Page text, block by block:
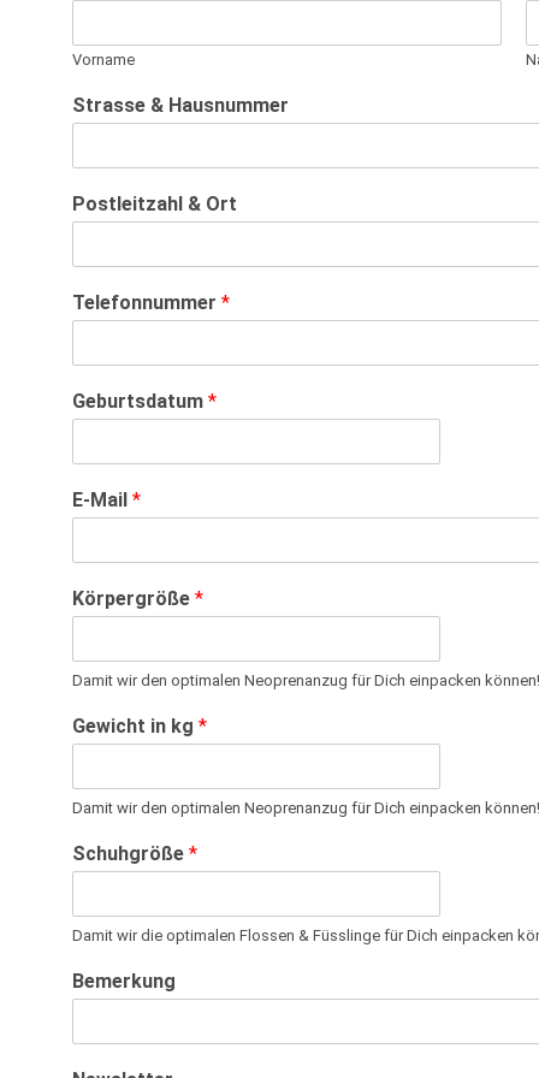
Vorname
Strasse & Hausnummer
Postleitzahl & Ort
Telefonnummer *
Geburtsdatum *
E-Mail *
Körpergröße *
Damit wir den optimalen Neoprenanzug für Dich einpacken können!
Gewicht in kg *
Damit wir den optimalen Neoprenanzug für Dich einpacken können!
Schuhgröße *
Damit wir die optimalen Flossen & Füsslinge für Dich einpacken
Bemerkung